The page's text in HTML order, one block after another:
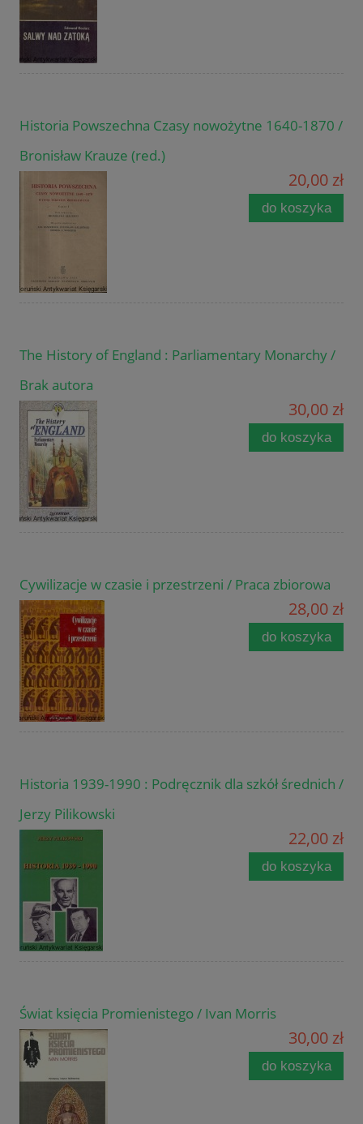
Historia Powszechna Czasy nowożytne 1640-1870 /
Bronisław Krauze (red.)
20,00 zł
do koszyka
The History of England : Parliamentary Monarchy /
Brak autora
30,00 zł
do koszyka
Cywilizacje w czasie i przestrzeni / Praca zbiorowa
28,00 zł
do koszyka
Historia 1939-1990 : Podręcznik dla szkół średnich /
Jerzy Pilikowski
22,00 zł
do koszyka
Świat księcia Promienistego / Ivan Morris
30,00 zł
do koszyka